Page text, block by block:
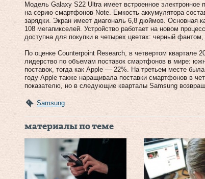
Модель Galaxy S22 Ultra имеет встроенное электронное
на серию смартфонов Note. Емкость аккумулятора
зарядки. Экран имеет диагональ 6,8 дюймов. Основная
108 мегапикселей. Устройство работает на новом
доступна для покупки в четырех цветах: черный
По оценке Counterpoint Research, в четвертом квартале
лидерство по объемам поставок смартфонов в мире:
поставок, тогда как Apple — 22%. На третьем месте
году Apple также наращивала поставки смартфонов в
показателю, но в следующие кварталы Samsung
Samsung
материалы по теме